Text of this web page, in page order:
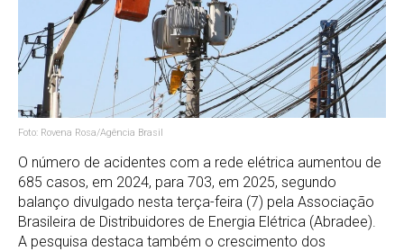
Foto: Rovena Rosa/Agência Brasil
O número de acidentes com a rede elétrica aumentou de
685 casos, em 2024, para 703, em 2025, segundo
balanço divulgado nesta terça-feira (7) pela Associação
Brasileira de Distribuidores de Energia Elétrica (Abradee).
A pesquisa destaca também o crescimento dos